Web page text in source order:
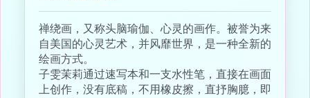
禅绕画，又称头脑瑜伽、心灵的画作。被誉为来
自美国的心灵艺术，并风靡世界，是一种全新的
绘画方式。
子雯茉莉通过速写本和一支水性笔，直接在画面
上创作，没有底稿，不用橡皮擦，直抒胸臆，即